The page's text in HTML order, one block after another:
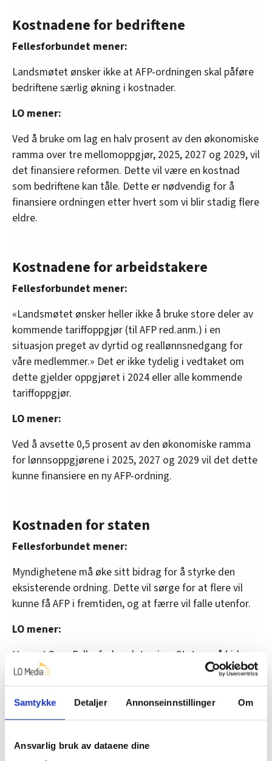
Samtykke Detaljer Annonseinnstillinger Om
Ansvarlig bruk av dataene dine
Kostnadene for bedriftene
Fellesforbundet mener:
Landsmøtet ønsker ikke at AFP-ordningen skal påføre
bedriftene særlig økning i kostnader.
LO mener:
Ved å bruke om lag en halv prosent av den økonomiske
ramma over tre mellomoppgjør, 2025, 2027 og 2029, vil
det finansiere reformen. Dette vil være en kostnad
som bedriftene kan tåle. Dette er nødvendig for å
finansiere ordningen etter hvert som vi blir stadig flere
eldre.
Kostnadene for arbeidstakere
Fellesforbundet mener:
«Landsmøtet ønsker heller ikke å bruke store deler av
kommende tariffoppgjør (til AFP red.anm.) i en
situasjon preget av dyrtid og reallønnsnedgang for
våre medlemmer.» Det er ikke tydelig i vedtaket om
dette gjelder oppgjøret i 2024 eller alle kommende
tariffoppgjør.
LO mener:
Ved å avsette 0,5 prosent av den økonomiske ramma
for lønnsoppgjørene i 2025, 2027 og 2029 vil det dette
kunne finansiere en ny AFP-ordning.
Kostnaden for staten
Fellesforbundet mener:
Myndighetene må øke sitt bidrag for å styrke den
eksisterende ordning. Dette vil sørge for at flere vil
kunne få AFP i fremtiden, og at færre vil falle utenfor.
LO mener:
Her er LO og Fellesforbundet enige: Staten må bidra.
Det er det bare venstresida som har lovt. Det er fare
for at det statlige bidraget ikke økes hvis det blir en ny
borgerlig regjering.
Oppgjørsform, samordnet eller